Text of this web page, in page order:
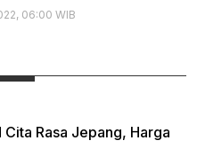
06:00 WIB
Rasa Jepang, Harga